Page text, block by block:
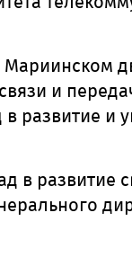
и
развитие и
в